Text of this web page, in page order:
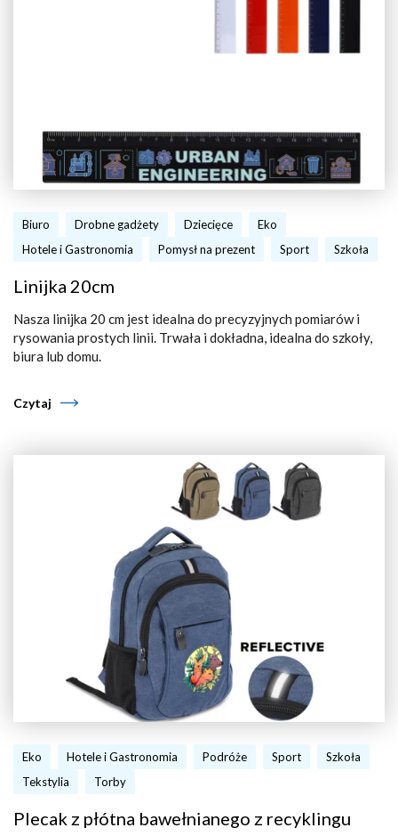
Biuro Drobne gadżety Dziecięce
Eko
Hotele i Gastronomia
Pomysł na prezent Sport Szkoła
Linijka 20cm
Nasza linijka 20 cm jest idealna do precyzyjnych pomiarów i
rysowania prostych linii. Trwała i dokładna, idealna do szkoły,
biura lub domu.
Czytaj
Eko Hotele i Gastronomia Podróże Sport
Szkoła
Tekstylia
Torby
Plecak z płótna bawełnianego z recyklingu